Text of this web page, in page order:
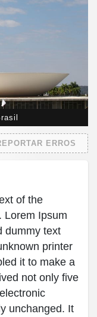
ERROS
of the
Lorem Ipsum
dummy text
printer
it to make a
not only five
unchanged. It